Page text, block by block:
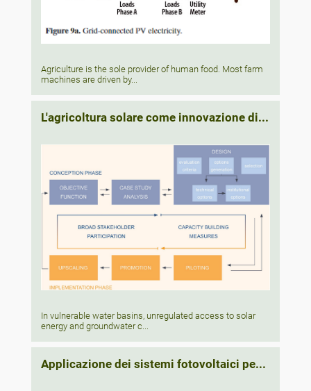
Agriculture is the sole provider of human food. Most farm
machines are driven by...
L'agricoltura solare come innovazione di...
In vulnerable water basins, unregulated access to solar
energy and groundwater c...
Applicazione dei sistemi fotovoltaici pe...